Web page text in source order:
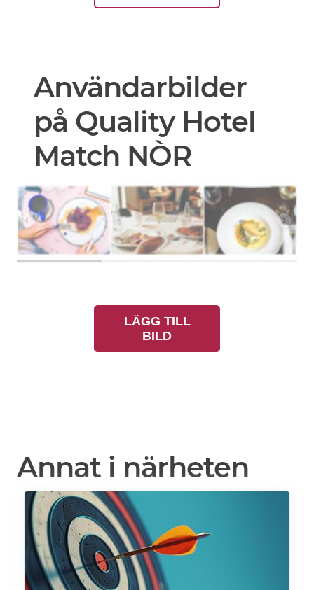
Användarbilder
på Quality Hotel
Match NÒR
LÄGG TILL
BILD
Annat i närheten